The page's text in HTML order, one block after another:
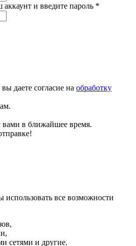
и введите пароль *
даете согласие на обработку
вами в ближайшее время.
использовать все возможности
сетями и другие.